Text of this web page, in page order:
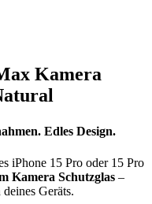
Kamera
Edles Design.
iPhone 15 Pro oder 15 Pro
Kamera Schutzglas –
Geräts.